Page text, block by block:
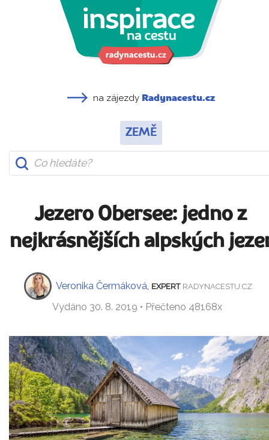
na zájezdy Radynacestu.cz
ZEMĚ
Jezero Obersee: jedno z
nejkrásnějších alpských
Veronika Čermáková EXPERT RADYNACESTU.CZ
Vydáno 30. 8. 2019 • Přečteno 48168x